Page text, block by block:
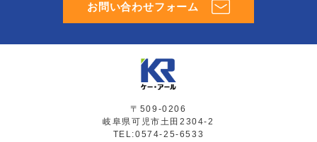
お問い合わせフォーム
〒509-0206
岐阜県可児市土田2304-2
TEL:0574-25-6533